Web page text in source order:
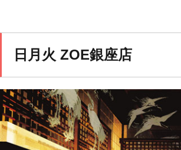
日月火 ZOE銀座店